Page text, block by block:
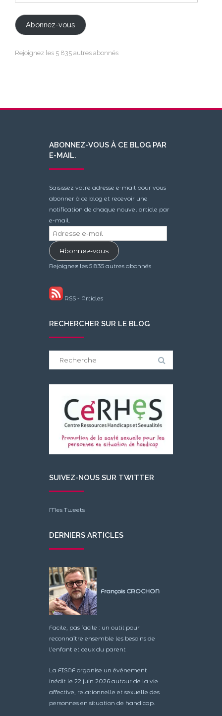
e-
mail
Abonnez-vous
Rejoignez les 5 835 autres abonnés
ABONNEZ-VOUS À CE BLOG PAR
E-MAIL.
Saisissez votre adresse e-mail pour vous
abonner à ce blog et recevoir une
notification de chaque nouvel article par
e-mail.
Adresse
e-
mailAbonnez-vous
Rejoignez les 5 835 autres abonnés
RSS - Articles
RECHERCHER SUR LE BLOG
SUIVEZ-NOUS SUR TWITTER
Mes Tweets
DERNIERS ARTICLES
François CROCHON
Facile, pas facile : un outil pour
reconnaître ensemble les besoins de
l’enfant et ceux du parent
La FISAF organise un événement
inédit le 22 juin 2026 autour de la vie
affective, relationnelle et sexuelle des
personnes en situation de handicap.